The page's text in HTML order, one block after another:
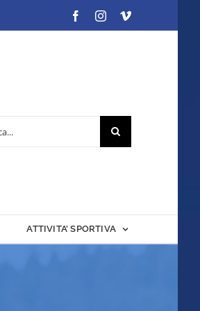
FacebookInstagramVimeo
ATTIVITA’ SPORTIVA